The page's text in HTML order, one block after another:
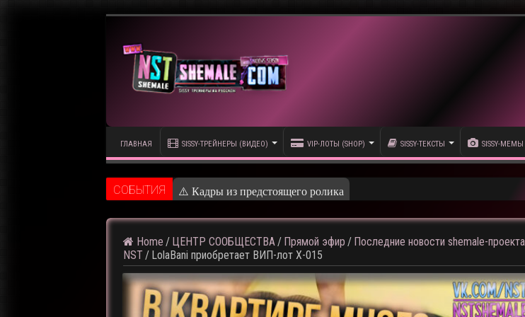
ГЛАВНАЯ SISSY-ТРЕЙНЕРЫ (ВИДЕО) VIP-ЛОТЫ (SHOP) SISSY-ТЕКСТЫ SISSY-МЕМЫ
CОБЫТИЯ ⚠️ Кадры из предстоящего ролика
Home / ЦЕНТР СООБЩЕСТВА / Прямой эфир / Последние новости shemale-проекта
NST / LolaBani приобретает ВИП-лот X-015